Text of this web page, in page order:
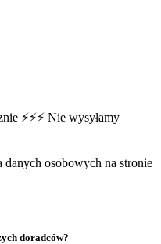
⚡⚡⚡ Nie wysyłamy
osobowych na stronie
doradców?